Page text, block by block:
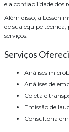
e a confiabilidade dos
Além disso, a Lessen
de sua equipe técnica,
serviços.
Serviços
Análises
Análises de
Coleta e
Emissão de
Consultoria